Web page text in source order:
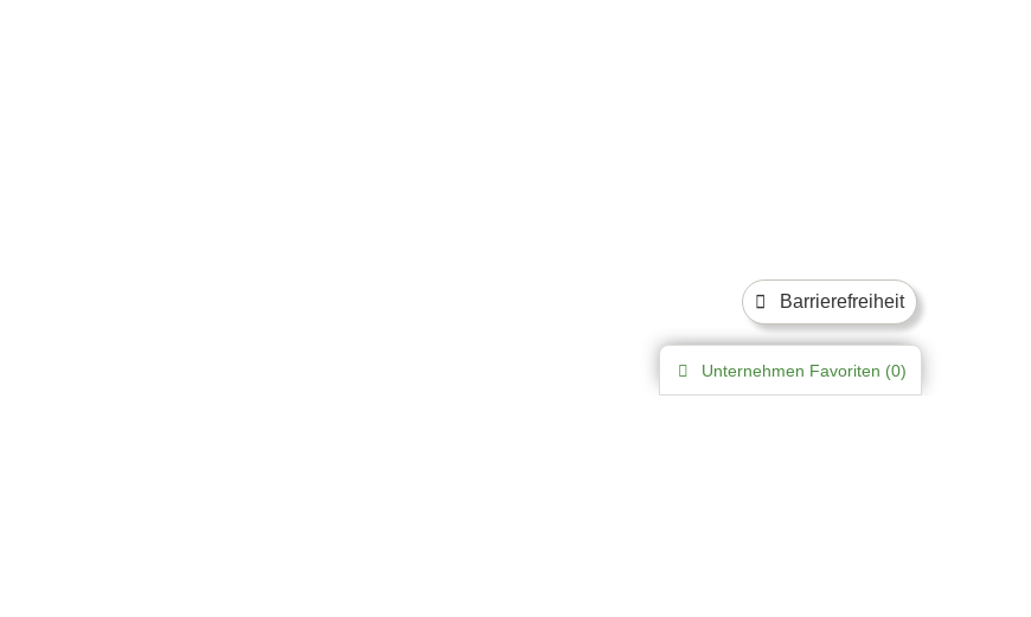
Barrierefreiheit
Unternehmen Favoriten (0)